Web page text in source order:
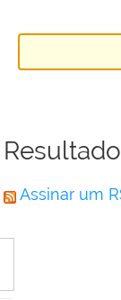
Assinar um